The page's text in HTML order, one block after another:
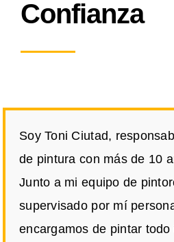
Confianza
Soy Toni Ciutad,
de pintura con más de 10
Junto a mi equipo de
supervisado por mí
encargamos de pintar